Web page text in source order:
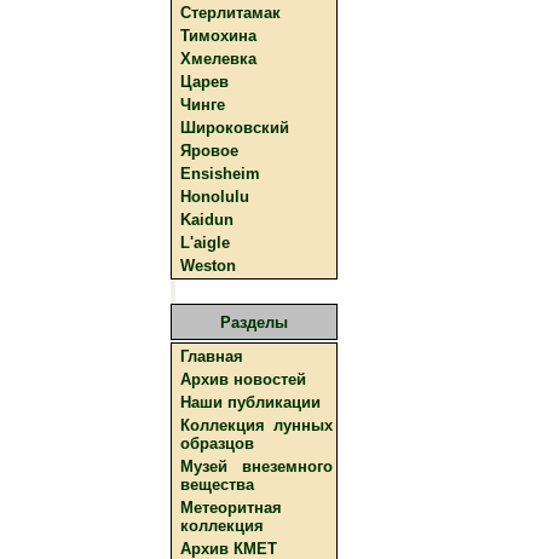
Стерлитамак
Тимохина
Хмелевка
Царев
Чинге
Широковский
Яровое
Ensisheim
Honolulu
Kaidun
L'aigle
Weston
Разделы
Главная
Архив новостей
Наши публикации
Коллекция лунных
образцов
Музей внеземного
вещества
Метеоритная
коллекция
Архив КМЕТ